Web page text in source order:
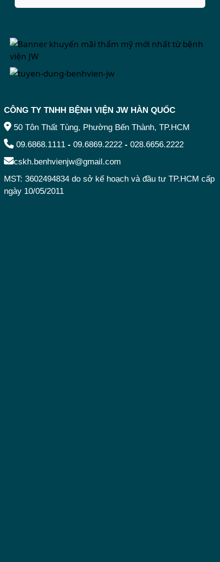
CÔNG TY TNHH BỆNH VIỆN JW HÀN QUỐC
50 Tôn Thất Tùng, Phường Bến Thành, TP.HCM
09.6868.1111 - 09.6869.2222 - 028.6656.2222
cskh.benhvienjw@gmail.com
MST: 3602494834 do sở kế hoạch và đầu tư TP.HCM cấp
ngày 10/05/2011